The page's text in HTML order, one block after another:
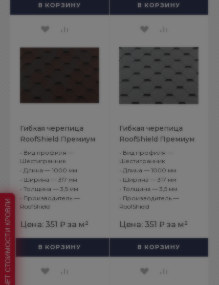
В КОРЗИНУ В КОРЗИНУ
Гибкая черепица
RoofShield Премиум
Стандарт Медный
• Вид профиля —
Шестигранник
• Длина — 1000 мм
• Ширина — 317 мм
• Толщина — 3,5 мм
• Производитель —
RoofShield
Цена: 351 ₽ за м²
В КОРЗИНУ
Гибкая черепица
RoofShield Премиум
Стандарт Серый
• Вид профиля —
Шестигранник
• Длина — 1000 мм
• Ширина — 317 мм
• Толщина — 3,5 мм
• Производитель —
RoofShield
Цена: 351 ₽ за м²
В КОРЗИНУ
РАСЧЕТ СТОИМОСТИ КРОВЛИ